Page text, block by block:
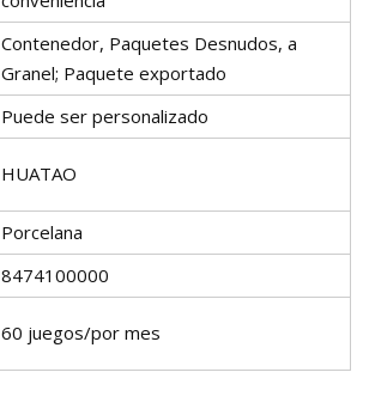
Contenedor, Paquetes Desnudos, a
Granel; Paquete exportado
Puede ser personalizado
HUATAO
Porcelana
8474100000
60 juegos/por mes